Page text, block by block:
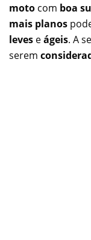
moto com boa
mais planos
leves eágeis. A
serem